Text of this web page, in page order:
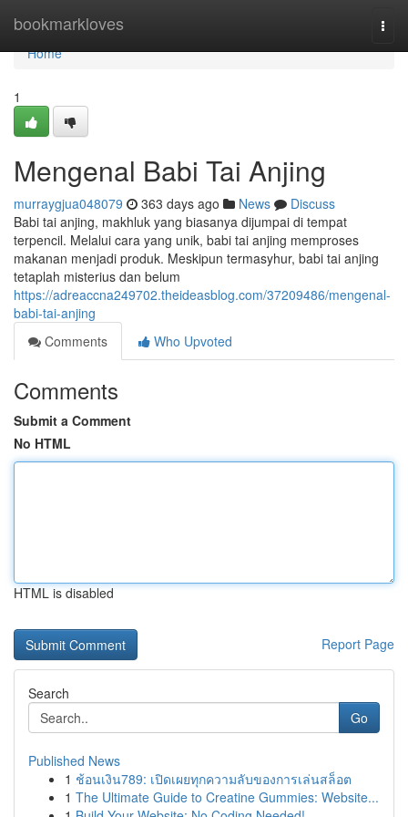
bookmarkloves
Home
Home
1
Mengenal Babi Tai Anjing
murraygjua048079 363 days ago News
Discuss
Babi tai anjing, makhluk yang biasanya dijumpai di tempat
terpencil. Melalui cara yang unik, babi tai anjing memproses
makanan menjadi produk. Meskipun termasyhur, babi tai anjing
tetaplah misterius dan belum
https://adreaccna249702.theideasblog.com/37209486/mengenal-
babi-tai-anjing
Comments
Who Upvoted
Comments
Submit a Comment
No HTML
HTML is disabled
Report Page
Search
Go
Published News
1 ช้อนเงิน789: เปิดเผยทุกความลับของการเล่นสล็อต
1 The Ultimate Guide to Creatine Gummies: Website...